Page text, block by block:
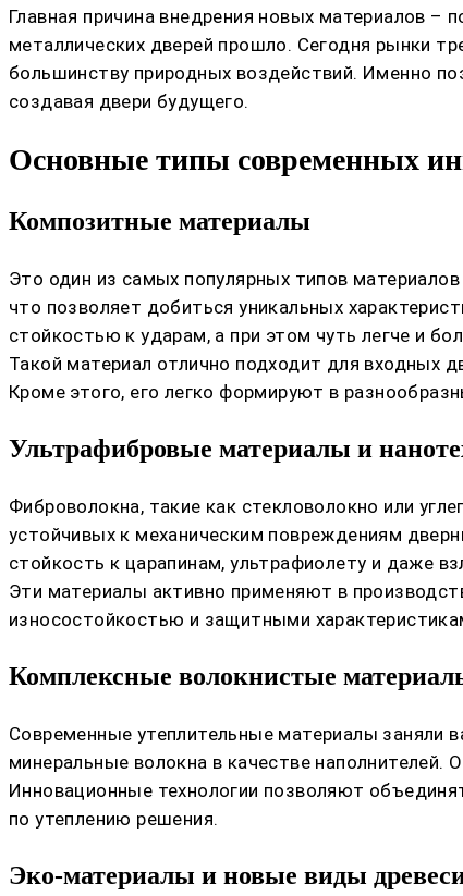
Главная причина внедрения новых материалов –
металлических дверей прошло. Сегодня рынки
большинству природных воздействий. Именно
создавая двери будущего.
Основные типы современных
Композитные материалы
Это один из самых популярных типов
что позволяет добиться уникальных
стойкостью к ударам, а при этом чуть легче и
Такой материал отлично подходит для входных
Кроме этого, его легко формируют в
Ультрафибровые материалы и
Фиброволокна, такие как стекловолокно или
устойчивых к механическим повреждениям
стойкость к царапинам, ультрафиолету и даже
Эти материалы активно применяют в
износостойкостью и защитными
Комплексные волокнистые
Современные утеплительные материалы заняли
минеральные волокна в качестве
Инновационные технологии позволяют
по утеплению решения.
Эко-материалы и новые виды